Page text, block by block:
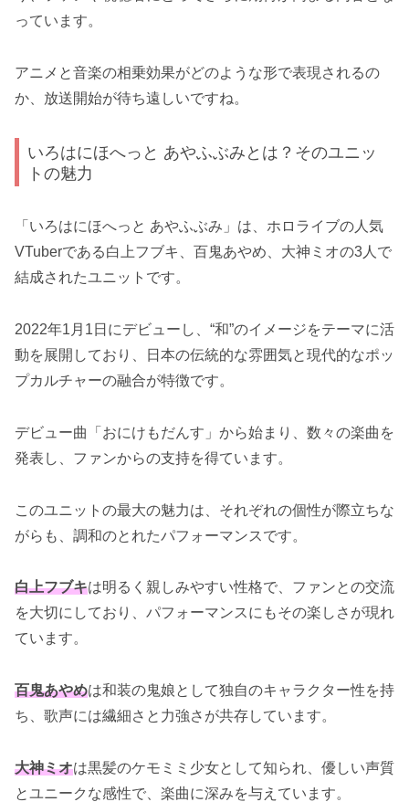
っています。
アニメと音楽の相乗効果がどのような形で表現されるの
か、放送開始が待ち遠しいですね。
いろはにほへっと あやふぶみとは？そのユニッ
トの魅力
「いろはにほへっと あやふぶみ」は、ホロライブの人気
VTuberである白上フブキ、百鬼あやめ、大神ミオの3人で
結成されたユニットです。
2022年1月1日にデビューし、“和”のイメージをテーマに活
動を展開しており、日本の伝統的な雰囲気と現代的なポッ
プカルチャーの融合が特徴です。
デビュー曲「おにけもだんす」から始まり、数々の楽曲を
発表し、ファンからの支持を得ています。
このユニットの最大の魅力は、それぞれの個性が際立ちな
がらも、調和のとれたパフォーマンスです。
白上フブキは明るく親しみやすい性格で、ファンとの交流
を大切にしており、パフォーマンスにもその楽しさが現れ
ています。
百鬼あやめは和装の鬼娘として独自のキャラクター性を持
ち、歌声には繊細さと力強さが共存しています。
大神ミオは黒髪のケモミミ少女として知られ、優しい声質
とユニークな感性で、楽曲に深みを与えています。